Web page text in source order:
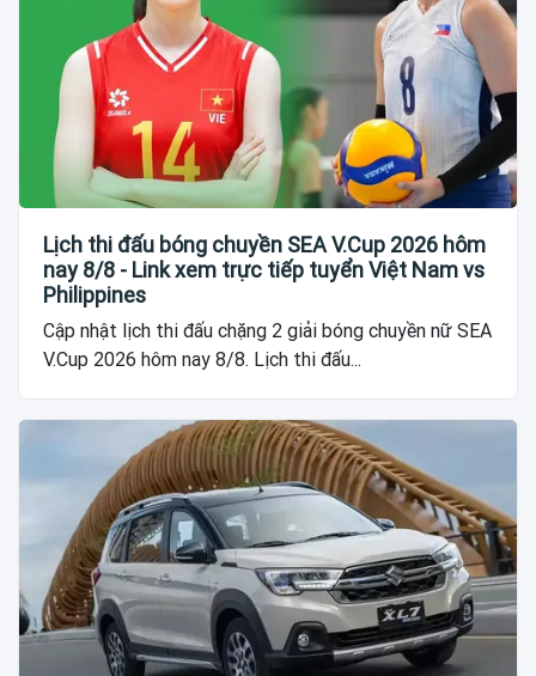
Lịch thi đấu bóng chuyền SEA V.Cup 2026 hôm
nay 8/8 - Link xem trực tiếp tuyển Việt Nam vs
Philippines
Cập nhật lịch thi đấu chặng 2 giải bóng chuyền nữ SEA
V.Cup 2026 hôm nay 8/8. Lịch thi đấu...